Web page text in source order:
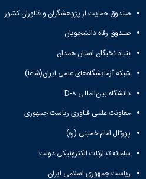
صندوق حمایت از پژوهشگران و فناوران کشور
صندوق رفاه دانشجویان
بنیاد نخبگان استان همدان
شبکه آزمایشگاه‌های علمی ایران(شاعا)
دانشگاه بین‌المللی D-۸
معاونت علمی فناوری ریاست جمهوری
پورتال امام خمینی (ره)
سامانه تدارکات الکترونیکی دولت
ریاست جمهوری اسلامی ایران